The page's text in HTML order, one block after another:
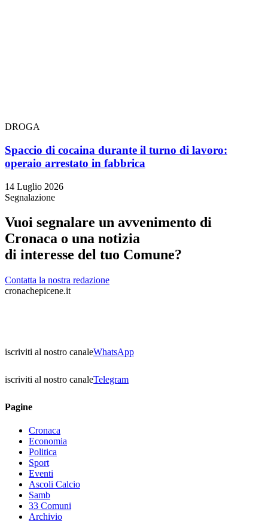
DROGA
Spaccio di cocaina durante il turno di lavoro:
operaio arrestato in fabbrica
14 Luglio 2026
Segnalazione
Vuoi segnalare un avvenimento di
Cronaca o una notizia
di interesse del tuo Comune?
Contatta la nostra redazione
cronachepicene.it
iscriviti al nostro canaleWhatsApp
iscriviti al nostro canaleTelegram
Pagine
Cronaca
Economia
Politica
Sport
Eventi
Ascoli Calcio
Samb
33 Comuni
Archivio